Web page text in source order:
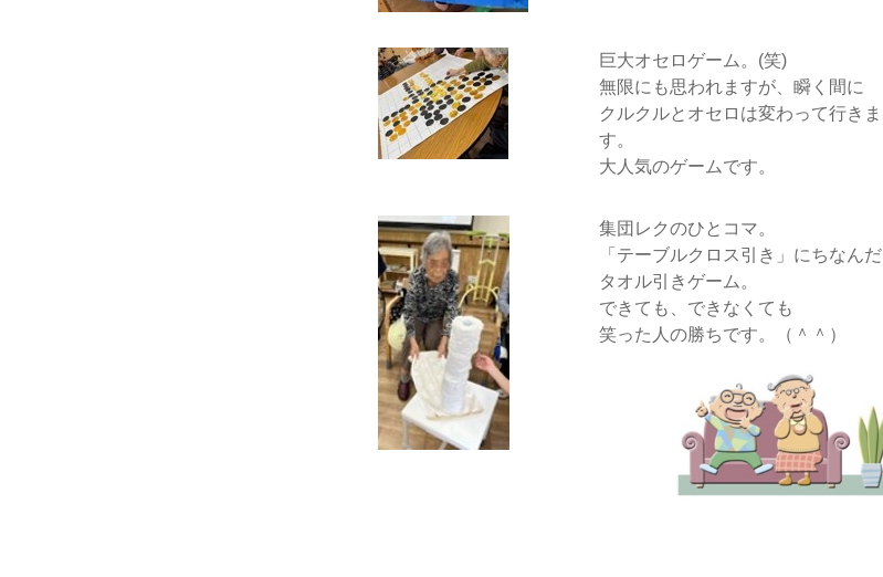
巨大オセロゲーム。(笑)
無限にも思われますが、瞬く間に
クルクルとオセロは変わって行きま
す。
大人気のゲームです。
集団レクのひとコマ。
「テーブルクロス引き」にちなんだ
タオル引きゲーム。
できても、できなくても
笑った人の勝ちです。（＾＾）